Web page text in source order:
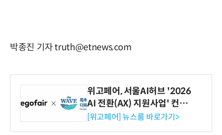
박종진 기자 truth@etnews.com
위고페어, 서울AI허브 '2026
AI 전환(AX) 지원사업' 컨소
시엄 선정
[위고페어] 뉴스룸 바로가기>